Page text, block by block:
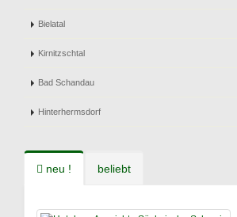
Bielatal
Kirnitzschtal
Bad Schandau
Hinterhermsdorf
neu ! beliebt